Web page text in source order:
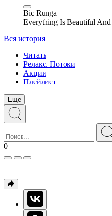
Bic Runga
Everything Is Beautiful
Вся история
Читать
Релакс. Потоки
Акции
Плейлист
Еще
0+